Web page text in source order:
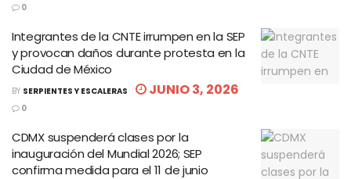
0
Integrantes de la CNTE irrumpen en la SEP
y provocan daños durante protesta en la
Ciudad de México
BY SERPIENTES Y ESCALERAS JUNIO 3, 2026
0
CDMX suspenderá clases por la
inauguración del Mundial 2026; SEP
confirma medida para el 11 de junio